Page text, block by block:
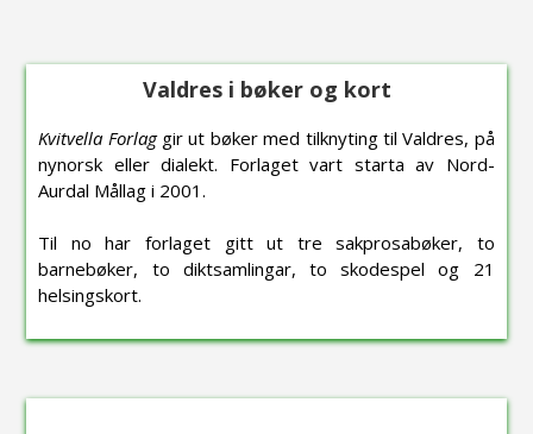
Valdres i bøker og kort
Kvitvella Forlaggir ut bøker med tilknyting til Valdres, på
nynorsk eller dialekt. Forlaget vart starta av Nord-
Aurdal Mållag i 2001.
Til no har forlaget gitt ut tre sakprosabøker, to
barnebøker, to diktsamlingar, to skodespel og 21
helsingskort.